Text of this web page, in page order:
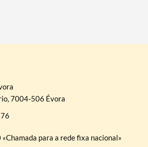
7004-506 Évora
para a rede fixa nacional»